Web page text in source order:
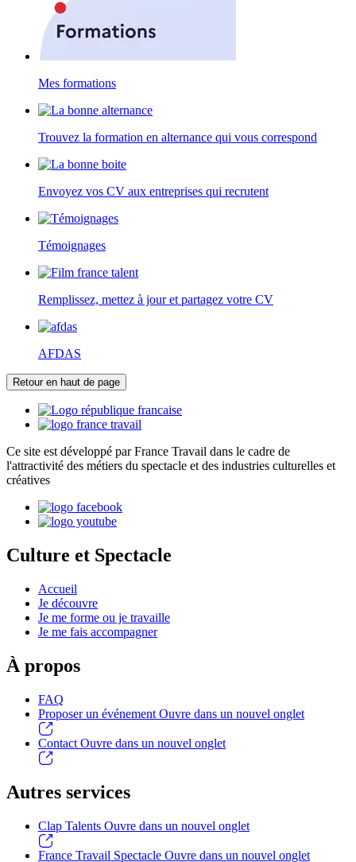
Mes formations
Trouvez la formation en alternance qui vous correspond
Envoyez vos CV aux entreprises qui recrutent
Témoignages
Remplissez, mettez à jour et partagez votre CV
AFDAS
Retour en haut de page
Ce site est développé par France Travail dans le cadre de
l'attractivité des métiers du spectacle et des industries culturelles et
créatives
Culture et Spectacle
Accueil
Je découvre
Je me forme ou je travaille
Je me fais accompagner
À propos
FAQ
Proposer un événement Ouvre dans un nouvel onglet
Contact Ouvre dans un nouvel onglet
Autres services
Clap Talents Ouvre dans un nouvel onglet
France Travail Spectacle Ouvre dans un nouvel onglet